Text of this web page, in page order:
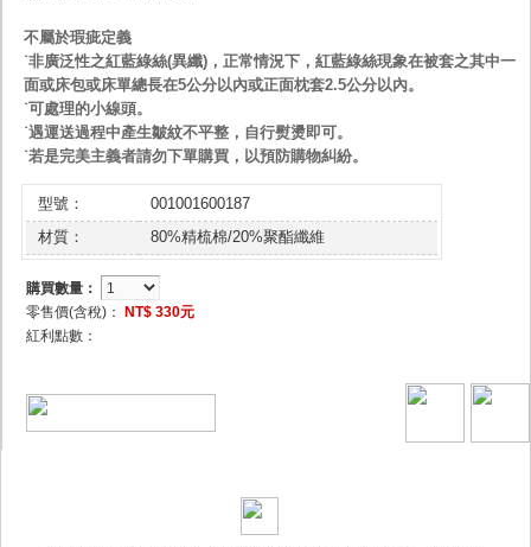
不屬於瑕疵定義
˙非廣泛性之紅藍綠絲(異纖)，正常情況下，紅藍綠絲現象在被套之其中一
面或床包或床單總長在5公分以內或正面枕套2.5公分以內。
˙可處理的小線頭。
˙遇運送過程中產生皺紋不平整，自行熨燙即可。
˙若是完美主義者請勿下單購買，以預防購物糾紛。
型號：
001001600187
材質：
80%精梳棉/20%聚酯纖維
購買數量：
零售價(含稅)：
NT$ 330元
紅利點數：